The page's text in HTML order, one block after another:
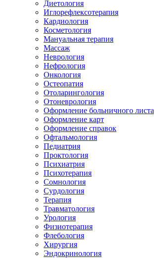
Диетология
Иглорефлексотерапия
Кардиология
Косметология
Мануальная терапия
Массаж
Неврология
Нефрология
Онкология
Остеопатия
Отоларингология
Отоневрология
Оформление больничного листа
Оформление карт
Оформление справок
Офтальмология
Педиатрия
Проктология
Психиатрия
Психотерапия
Сомнология
Сурдология
Терапия
Травматология
Урология
Физиотерапия
Флебология
Хирургия
Эндокринология